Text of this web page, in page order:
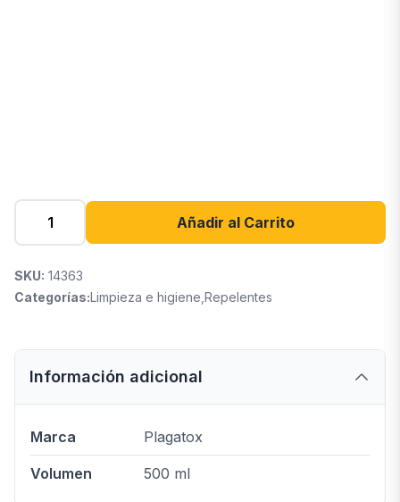
Añadir al Carrito
SKU: 14363
Categorías:Limpieza e higiene Repelentes
Información adicional
Marca Plagatox
Volumen 500 ml